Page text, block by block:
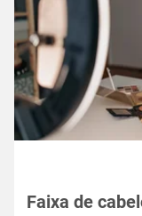
Faixa de